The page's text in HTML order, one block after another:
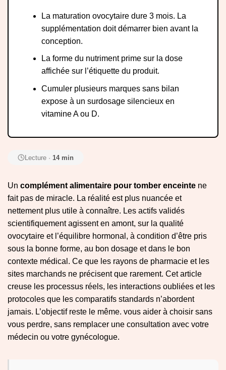
La maturation ovocytaire dure 3 mois. La
supplémentation doit démarrer bien avant la
conception.
La forme du nutriment prime sur la dose
affichée sur l’étiquette du produit.
Cumuler plusieurs marques sans bilan
expose à un surdosage silencieux en
vitamine A ou D.
Lecture · 14 min
Un complément alimentaire pour tomber enceinte ne
fait pas de miracle. La réalité est plus nuancée et
nettement plus utile à connaître. Les actifs validés
scientifiquement agissent en amont, sur la qualité
ovocytaire et l’équilibre hormonal, à condition d’être pris
sous la bonne forme, au bon dosage et dans le bon
contexte médical. Ce que les rayons de pharmacie et les
sites marchands ne précisent que rarement. Cet article
creuse les processus réels, les interactions oubliées et les
protocoles que les comparatifs standards n’abordent
jamais. L’objectif reste le même. vous aider à choisir sans
vous perdre, sans remplacer une consultation avec votre
médecin ou votre gynécologue.